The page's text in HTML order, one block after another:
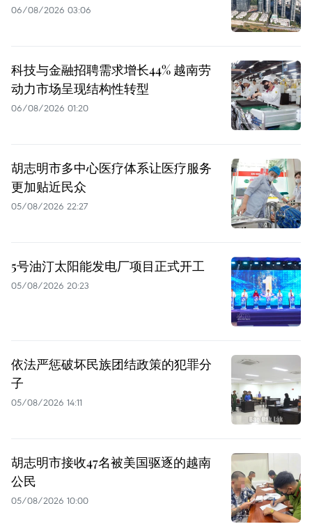
06/08/2026 03:06
科技与金融招聘需求增长44% 越南劳
动力市场呈现结构性转型
06/08/2026 01:20
胡志明市多中心医疗体系让医疗服务
更加贴近民众
05/08/2026 22:27
5号油汀太阳能发电厂项目正式开工
05/08/2026 20:23
依法严惩破坏民族团结政策的犯罪分
子
05/08/2026 14:11
胡志明市接收47名被美国驱逐的越南
公民
05/08/2026 10:00